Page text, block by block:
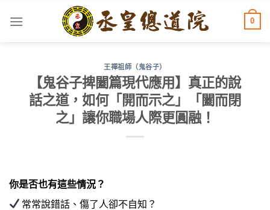
0
王禪祖師（鬼谷子）
【鬼谷子捭闔篇現代應用】真正的說
話之道，如何「開而示之」「闔而閉
之」讓你職場人際更圓融！
你是否也有這些情況？
常常說錯話、傷了人卻不自知？